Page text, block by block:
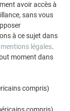
maison. À
touches
d'entrée ou
indirect.
fortement
avoir accès à
sans vous
à ce sujet dans
mentions légales.
moment dans
compris)
compris)